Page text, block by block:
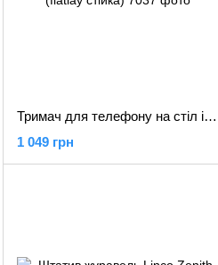
Тримач для телефону на стіл із кільцевою лампою на 26 см (flatlay стійка)
1 049 грн